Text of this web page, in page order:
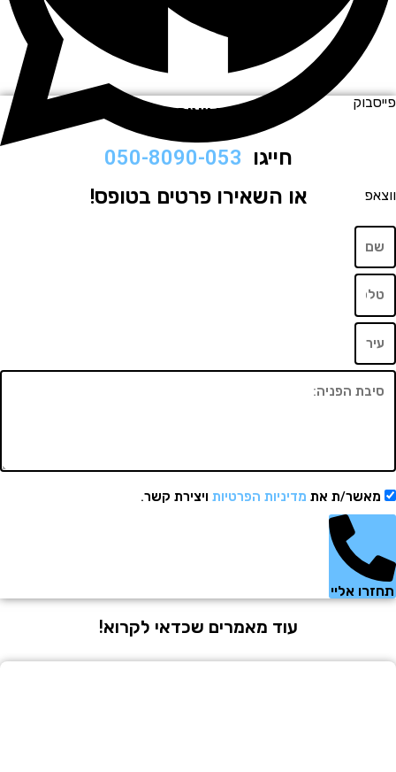
לתיאום ויצירת קשר
חייגו050-8090-053
או השאירו פרטים בטופס!
ת אתמדיניות הפרטיותויצירת קשר.
אליי
עוד מאמרים שכדאי לקרוא!